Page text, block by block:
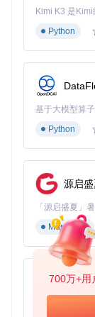
700万+用
下载插件文
在插件标签
能受限。
3.2 导出决策矩
根据项目需求
单个道具
模型
角色骨骼
场景环境
图2：Blender
Python
基于大模型算
Python
源启
Markdown
py-